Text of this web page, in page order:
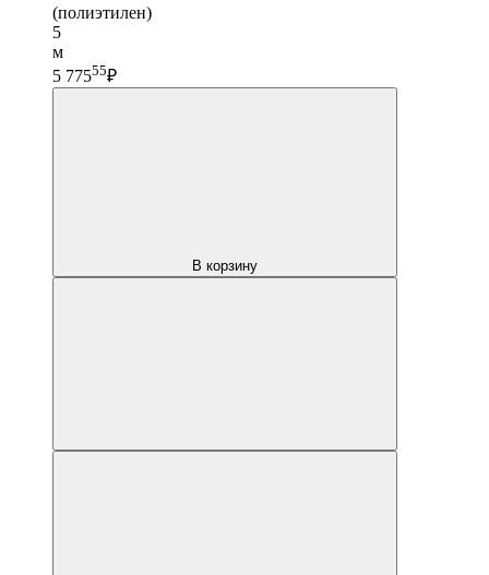
(полиэтилен)
5
м
5 77555₽
В корзину